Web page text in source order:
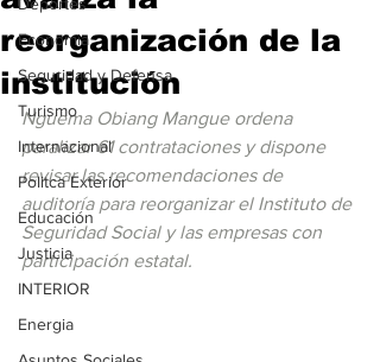
Economia
Seguridad y Defensa
Turismo
Internacional
Politca Exterior
Educación
Justicia
INTERIOR
Energia
reorganización de la
institución
Nguema Obiang Mangue ordena
paralizar 61 contrataciones y dispone
revisar las recomendaciones de
auditoría para reorganizar el Instituto de
Seguridad Social y las empresas con
participación estatal.